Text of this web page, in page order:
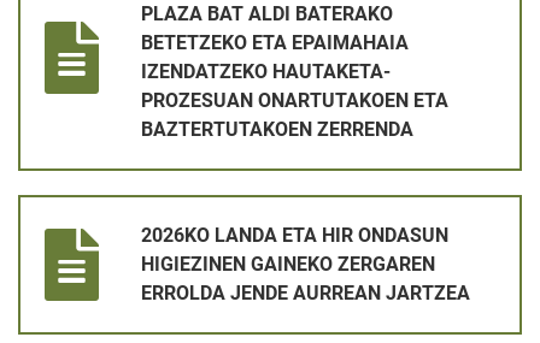
PLAZA BAT ALDI BATERAKO
BETETZEKO ETA EPAIMAHAIA
IZENDATZEKO HAUTAKETA-
PROZESUAN ONARTUTAKOEN ETA
BAZTERTUTAKOEN ZERRENDA
2026KO LANDA ETA HIR ONDASUN
HIGIEZINEN GAINEKO ZERGAREN
ERROLDA JENDE AURREAN JARTZEA